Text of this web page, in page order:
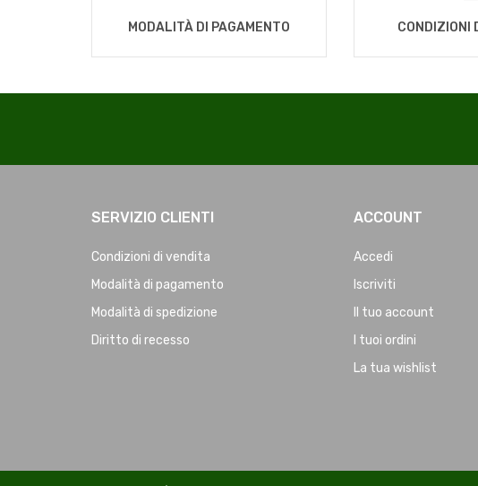
MODALITÀ DI PAGAMENTO CONDIZIONI
SERVIZIO CLIENTI
Condizioni di vendita
Modalità di pagamento
Modalità di spedizione
Diritto di recesso
ACCOUNT
Accedi
Iscriviti
Il tuo account
I tuoi ordini
La tua wishlist